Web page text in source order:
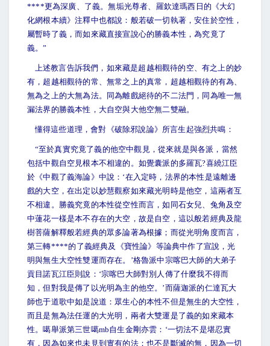
****更為深廣、了義。無垢光尊者、羅欽達瑪西日的《大幻
化網根本續》注釋中也都說：般若破一切執著，安住於空性，
屬暫時了義，而如來藏直接宣說心的勝義本性，為究竟了
義。”
上述教言告訴我們，如來藏是超越相觀待的空、有之上的妙
有，超越相觀待的常、無常之上的真常，超越相觀待的有為、
無為之上的大無為法。同為離戲絕待的不二法門，同為唯一無
漏法界的勝義本性，大自空與大他空無二雙融。
懂得這些道理，會對《破除邪說論》所言生起強烈共鳴：
“至於真實究竟了義的他空中觀見，從來就是與各派，當然
包括中觀自空見根本不相違的。如覺囊派的多羅瓦?喜繞江臣
於《中觀了義海論》中說：‘在入定時，法界的本性是遠離邊
戲的大空，在出定以妙慧觀察如來藏光明時是他空，這兩者互
不相違。勝義究竟的本性從空性而言，如同石女兒、兔角及空
中蓮花一樣是本不存在的大空，故是自空，這以般若經典及龍
樹菩薩解釋般若經典的眾多論著為根據；而從光明角度而言，
第三轉****的了義經典及《寶性論》等論典中作了宣說，光
明與無生大空性雙運而存在。’格魯派中宗喀巴大師的大弟子
貢目諾瓦江臣則說：‘宗喀巴大師對別人傳了什麼我不得而
知，但對我是傳了以光明為主的他空。’而薩迦派的仁達瓦大
師也于道歌中如是說道：眾生心的本性不但是無生的大空性，
而且是無為法任運的大光明，兩者大雙運是了義的如來藏本
性。噶舉派第三世噶mb自生金剛亦雲：‘一切法不是堪忍實
有，因為如來也未見到實有的法；也不是斷滅的無，因為一切